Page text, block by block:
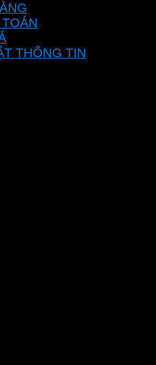
THÔNG TIN